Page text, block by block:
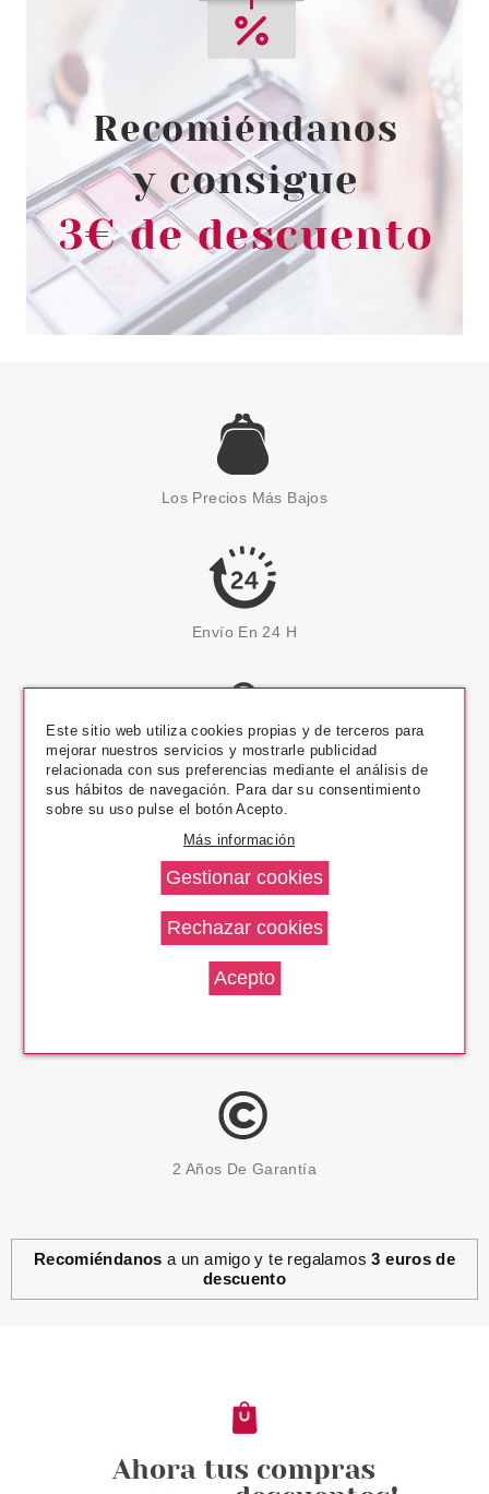
Los Precios Más Bajos
Envío En 24 H
Pago Seguro
14 Días Devolución
2 Años De Garantía
Recomiéndanos a un amigo y te regalamos3 euros de
descuento
Este sitio web utiliza cookies propias y de terceros para
mejorar nuestros servicios y mostrarle publicidad
relacionada con sus preferencias mediante el análisis de
sus hábitos de navegación. Para dar su consentimiento
sobre su uso pulse el botón Acepto.
Más información